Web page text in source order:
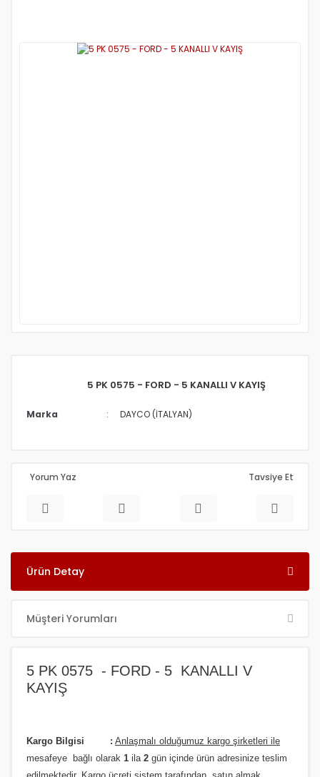
5 PK 0575 - FORD - 5 KANALLI V KAYIŞ
Marka DAYCO (İTALYAN)
Yorum Yaz Tavsiye Et
Ürün Detay
Müşteri Yorumları
5 PK 0575 - FORD - 5 KANALLI V
KAYIŞ
Kargo Bilgisi : Anlaşmalı olduğumuz kargo şirketleri ile
mesafeye bağlı olarak 1 ila 2 gün içinde ürün adresinize teslim